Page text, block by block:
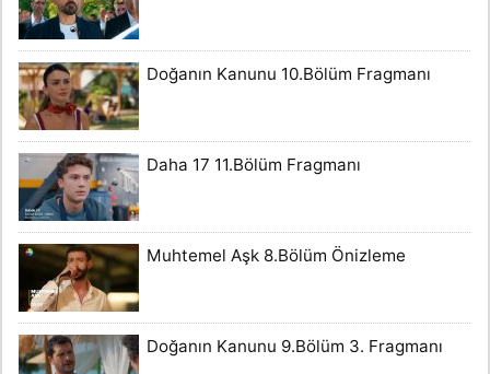
Doğanın Kanunu 10.Bölüm Fragmanı
Daha 17 11.Bölüm Fragmanı
Muhtemel Aşk 8.Bölüm Önizleme
Doğanın Kanunu 9.Bölüm 3. Fragmanı